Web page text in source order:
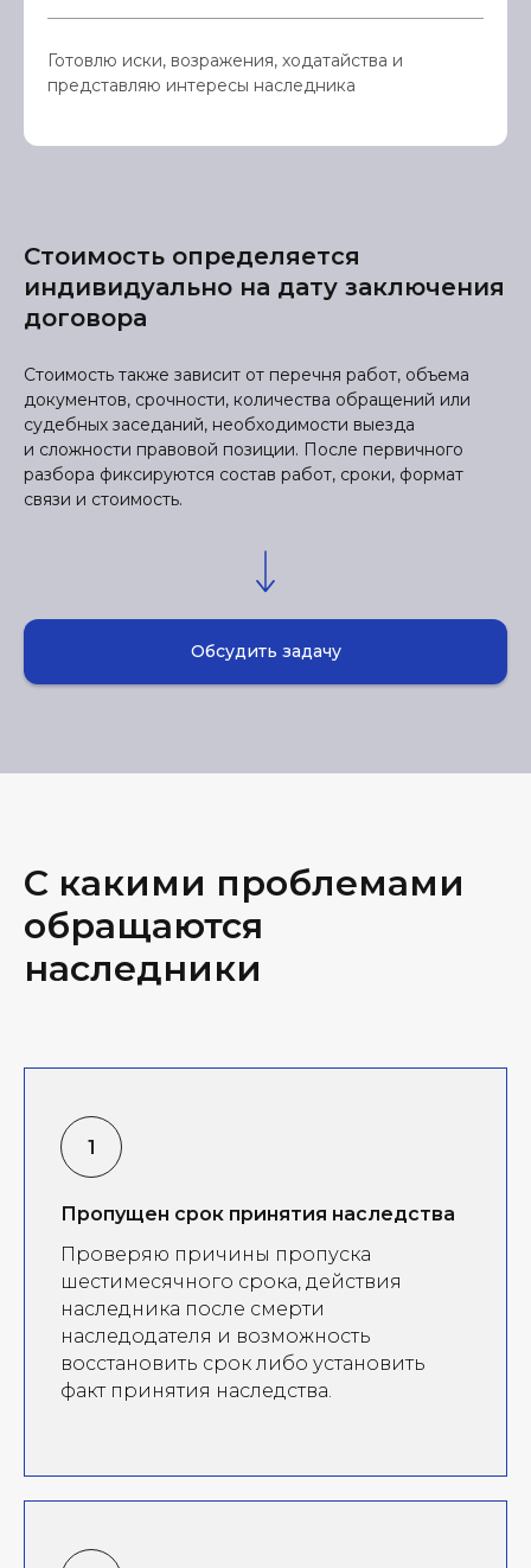
Готовлю иски, возражения, ходатайства и
представляю интересы наследника
Стоимость определяется
индивидуально на дату заключения
договора
Стоимость также зависит от перечня работ, объема
документов, срочности, количества обращений или
судебных заседаний, необходимости выезда
и сложности правовой позиции. После первичного
разбора фиксируются состав работ, сроки, формат
связи и стоимость.
Обсудить задачу
С какими проблемами
обращаются
наследники
Пропущен срок принятия наследства
Проверяю причины пропуска
шестимесячного срока, действия
наследника после смерти
наследодателя и возможность
восстановить срок либо установить
факт принятия наследства.